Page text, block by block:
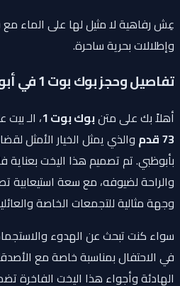
عِش رفاهية لا مثيل لها على الماء مع
وإطلالات بحرية ساحرة.
تفاصيل وحجز بوك بوت 1 في أبوظبي
أهلاً بك على متنبوك بوت 1 ، الـ
73 قدم
والذي يمثل الخيار الأمثل
بأبوظبي. تم تصميم هذا اليخت بعناية
والراحة لضيوفه، مع سعة استيعابية
وجهة مثالية للتجمعات الخاصة
سواء كنت تبحث عن الهدوء
في الاحتفال بمناسبة خاصة مع
الهادئة وأجواء هذا اليخت الفاخرة